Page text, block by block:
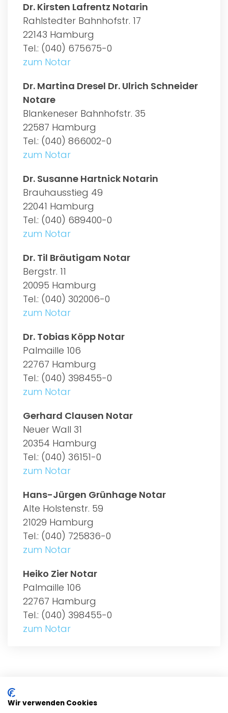
Dr. Kirsten Lafrentz Notarin
Rahlstedter Bahnhofstr. 17
22143 Hamburg
Tel.: (040) 675675-0
zum Notar
Dr. Martina Dresel Dr. Ulrich Schneider
Notare
Blankeneser Bahnhofstr. 35
22587 Hamburg
Tel.: (040) 866002-0
zum Notar
Dr. Susanne Hartnick Notarin
Brauhausstieg 49
22041 Hamburg
Tel.: (040) 689400-0
zum Notar
Dr. Til Bräutigam Notar
Bergstr. 11
20095 Hamburg
Tel.: (040) 302006-0
zum Notar
Dr. Tobias Köpp Notar
Palmaille 106
22767 Hamburg
Tel.: (040) 398455-0
zum Notar
Gerhard Clausen Notar
Neuer Wall 31
20354 Hamburg
Tel.: (040) 36151-0
zum Notar
Hans-Jürgen Grünhage Notar
Alte Holstenstr. 59
21029 Hamburg
Tel.: (040) 725836-0
zum Notar
Heiko Zier Notar
Palmaille 106
22767 Hamburg
Tel.: (040) 398455-0
zum Notar
ALLGEMEIN
Wir verwenden Cookies